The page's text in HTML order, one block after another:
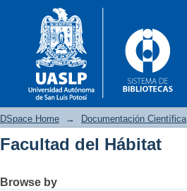
DSpace Home → Documentación Científica
Facultad del Hábitat
Browse by